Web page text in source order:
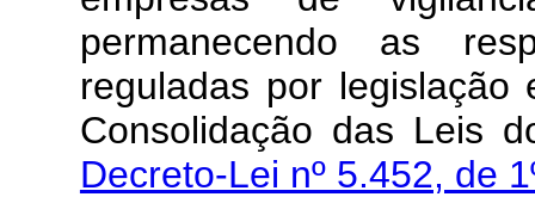
permanecendo as
reguladas por legislação
Consolidação das Leis
Decreto-Lei nº 5.452, de